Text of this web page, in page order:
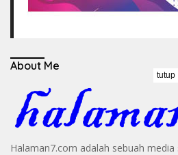
About Me
Halaman7.com adalah sebuah
tutup